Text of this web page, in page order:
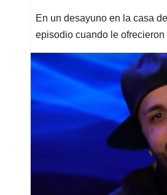
En un desayuno en la casa
episodio cuando le